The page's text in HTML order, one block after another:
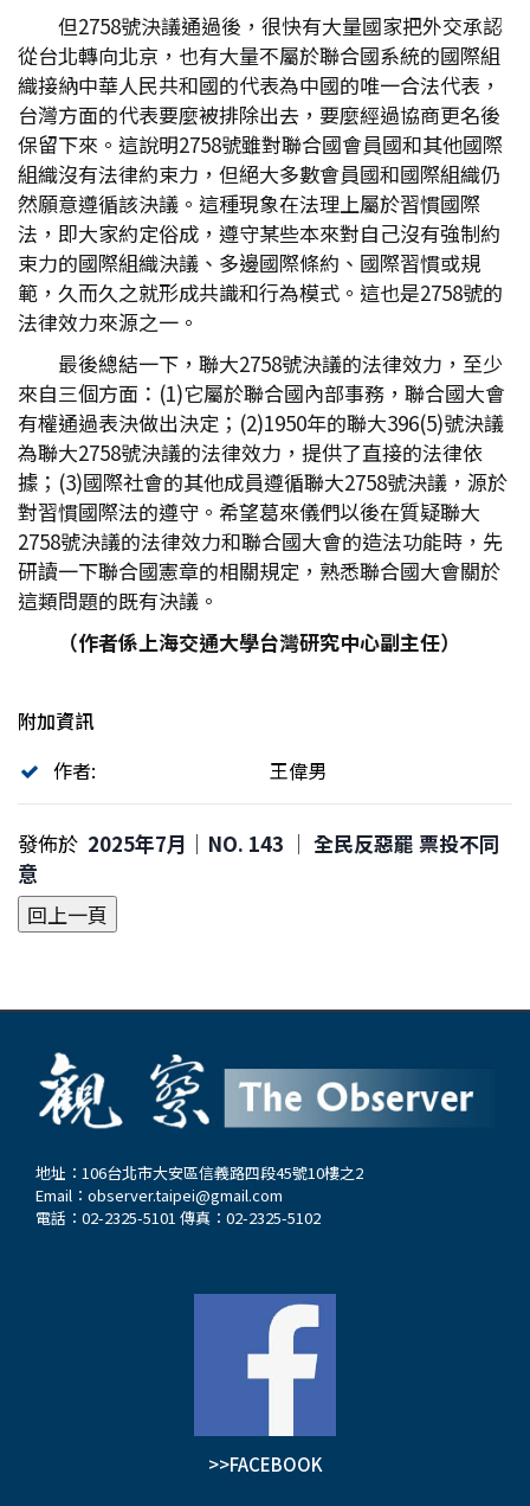
但2758號決議通過後，很快有大量國家把外交承認
從台北轉向北京，也有大量不屬於聯合國系統的國際組
織接納中華人民共和國的代表為中國的唯一合法代表，
台灣方面的代表要麼被排除出去，要麼經過協商更名後
保留下來。這說明2758號雖對聯合國會員國和其他國際
組織沒有法律約束力，但絕大多數會員國和國際組織仍
然願意遵循該決議。這種現象在法理上屬於習慣國際
法，即大家約定俗成，遵守某些本來對自己沒有強制約
束力的國際組織決議、多邊國際條約、國際習慣或規
範，久而久之就形成共識和行為模式。這也是2758號的
法律效力來源之一。
最後總結一下，聯大2758號決議的法律效力，至少
來自三個方面：(1)它屬於聯合國內部事務，聯合國大會
有權通過表決做出決定；(2)1950年的聯大396(5)號決議
為聯大2758號決議的法律效力，提供了直接的法律依
據；(3)國際社會的其他成員遵循聯大2758號決議，源於
對習慣國際法的遵守。希望葛來儀們以後在質疑聯大
2758號決議的法律效力和聯合國大會的造法功能時，先
研讀一下聯合國憲章的相關規定，熟悉聯合國大會關於
這類問題的既有決議。
（作者係上海交通大學台灣研究中心副主任）
附加資訊
作者:
王偉男
發佈於 2025年7月｜NO. 143 │ 全民反惡罷 票投不同
意
地址：106台北市大安區信義路四段45號10樓之2
Email： observer.taipei@gmail.com
電話：02-2325-5101 傳真：02-2325-5102
>>FACEBOOK